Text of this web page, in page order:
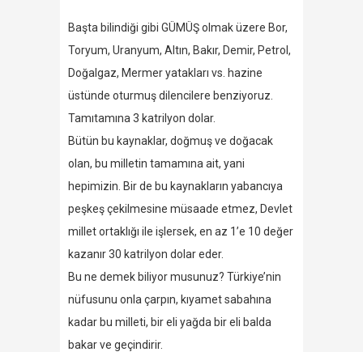
Başta bilindiği gibi GÜMÜŞ olmak üzere Bor,
Toryum, Uranyum, Altın, Bakır, Demir, Petrol,
Doğalgaz, Mermer yatakları vs. hazine
üstünde oturmuş dilencilere benziyoruz.
Tamıtamına 3 katrilyon dolar.
Bütün bu kaynaklar, doğmuş ve doğacak
olan, bu milletin tamamına ait, yani
hepimizin. Bir de bu kaynakların yabancıya
peşkeş çekilmesine müsaade etmez, Devlet
millet ortaklığı ile işlersek, en az 1’e 10 değer
kazanır 30 katrilyon dolar eder.
Bu ne demek biliyor musunuz? Türkiye’nin
nüfusunu onla çarpın, kıyamet sabahına
kadar bu milleti, bir eli yağda bir eli balda
bakar ve geçindirir.